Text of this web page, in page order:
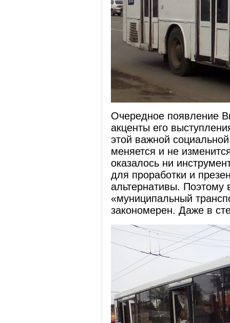
Очередное появление
акценты его
этой важной
меняется и не
оказалось ни
для проработки и
альтернативы. Поэтому
«муниципальный
закономерен. Даже в